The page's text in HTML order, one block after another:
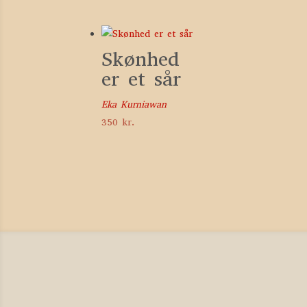
Skønhed
er et sår
Eka Kurniawan
350kr.